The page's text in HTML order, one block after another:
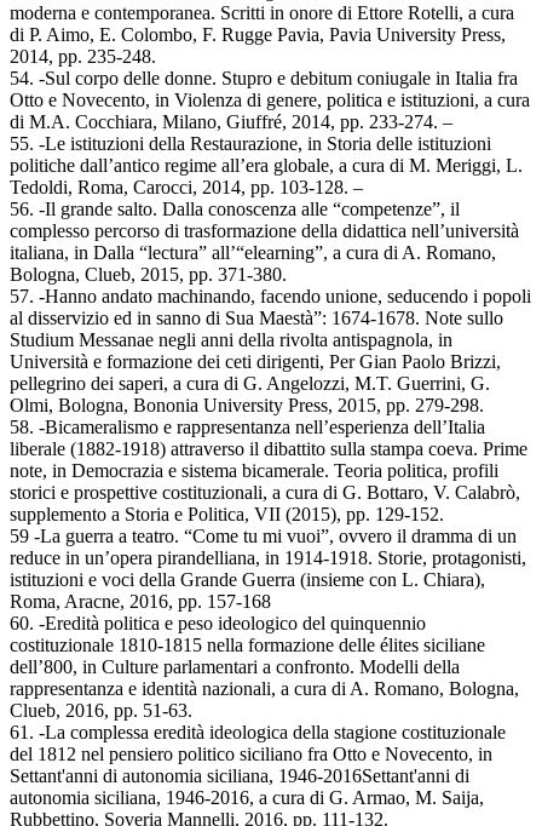
moderna e contemporanea. Scritti in onore di Ettore Rotelli, a cura
di P. Aimo, E. Colombo, F. Rugge Pavia, Pavia University Press,
2014, pp. 235-248.
54. -Sul corpo delle donne. Stupro e debitum coniugale in Italia fra
Otto e Novecento, in Violenza di genere, politica e istituzioni, a cura
di M.A. Cocchiara, Milano, Giuffré, 2014, pp. 233-274. –
55. -Le istituzioni della Restaurazione, in Storia delle istituzioni
politiche dall’antico regime all’era globale, a cura di M. Meriggi, L.
Tedoldi, Roma, Carocci, 2014, pp. 103-128. –
56. -Il grande salto. Dalla conoscenza alle “competenze”, il
complesso percorso di trasformazione della didattica nell’università
italiana, in Dalla “lectura” all’“elearning”, a cura di A. Romano,
Bologna, Clueb, 2015, pp. 371-380.
57. -Hanno andato machinando, facendo unione, seducendo i popoli
al disservizio ed in sanno di Sua Maestà”: 1674-1678. Note sullo
Studium Messanae negli anni della rivolta antispagnola, in
Università e formazione dei ceti dirigenti, Per Gian Paolo Brizzi,
pellegrino dei saperi, a cura di G. Angelozzi, M.T. Guerrini, G.
Olmi, Bologna, Bononia University Press, 2015, pp. 279-298.
58. -Bicameralismo e rappresentanza nell’esperienza dell’Italia
liberale (1882-1918) attraverso il dibattito sulla stampa coeva. Prime
note, in Democrazia e sistema bicamerale. Teoria politica, profili
storici e prospettive costituzionali, a cura di G. Bottaro, V. Calabrò,
supplemento a Storia e Politica, VII (2015), pp. 129-152.
59 -La guerra a teatro. “Come tu mi vuoi”, ovvero il dramma di un
reduce in un’opera pirandelliana, in 1914-1918. Storie, protagonisti,
istituzioni e voci della Grande Guerra (insieme con L. Chiara),
Roma, Aracne, 2016, pp. 157-168
60. -Eredità politica e peso ideologico del quinquennio
costituzionale 1810-1815 nella formazione delle élites siciliane
dell’800, in Culture parlamentari a confronto. Modelli della
rappresentanza e identità nazionali, a cura di A. Romano, Bologna,
Clueb, 2016, pp. 51-63.
61. -La complessa eredità ideologica della stagione costituzionale
del 1812 nel pensiero politico siciliano fra Otto e Novecento, in
Settant'anni di autonomia siciliana, 1946-2016Settant'anni di
autonomia siciliana, 1946-2016, a cura di G. Armao, M. Saija,
Rubbettino, Soveria Mannelli, 2016, pp. 111-132.